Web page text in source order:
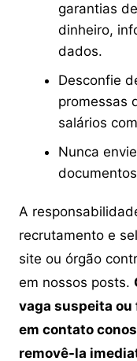
garantias
dinheiro,
dados.
Desconfie
promessas
salários
Nunca
A
recrutamento e
site ou órgão
em nossos posts.
vaga suspeita
em contato
removê-la